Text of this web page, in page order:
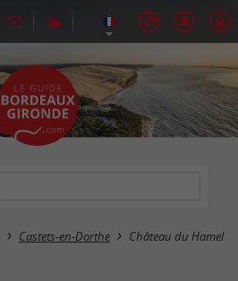
Castets-en-Dorthe Château du Hamel